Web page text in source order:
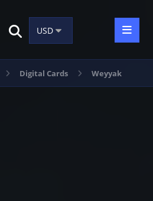
Digital Cards Weyyak